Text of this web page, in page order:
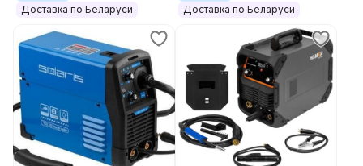
Доставка по Беларуси
Доставка по Беларуси